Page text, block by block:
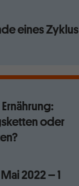
eines Zyklus
oder
2022 – 1